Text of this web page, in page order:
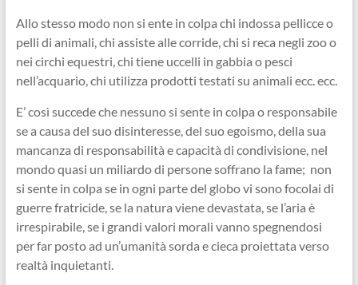
Allo stesso modo non si ente in colpa chi indossa pellicce o
pelli di animali, chi assiste alle corride, chi si reca negli zoo o
nei circhi equestri, chi tiene uccelli in gabbia o pesci
nell’acquario, chi utilizza prodotti testati su animali ecc. ecc.
E’ così succede che nessuno si sente in colpa o responsabile
se a causa del suo disinteresse, del suo egoismo, della sua
mancanza di responsabilità e capacità di condivisione, nel
mondo quasi un miliardo di persone soffrano la fame; non
si sente in colpa se in ogni parte del globo vi sono focolai di
guerre fratricide, se la natura viene devastata, se l’aria è
irrespirabile, se i grandi valori morali vanno spegnendosi
per far posto ad un’umanità sorda e cieca proiettata verso
realtà inquietanti.